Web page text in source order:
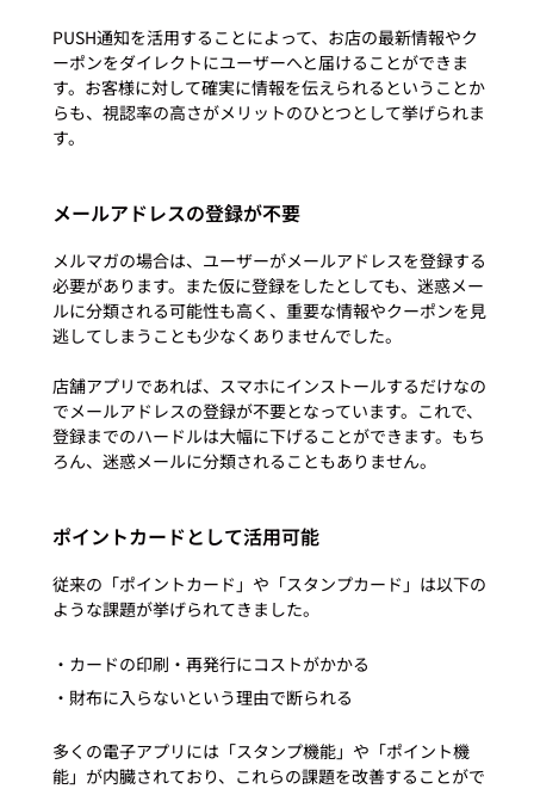
PUSH通知を活用することによって、お店の最新情報やク
ーポンをダイレクトにユーザーへと届けることができま
す。お客様に対して確実に情報を伝えられるということか
らも、視認率の高さがメリットのひとつとして挙げられま
メールアドレスの登録が不要
メルマガの場合は、ユーザーがメールアドレスを登録する
必要があります。また仮に登録をしたとしても、迷惑メー
ルに分類される可能性も高く、重要な情報やクーポンを見
逃してしまうことも少なくありませんでした。
店舗アプリであれば、スマホにインストールするだけなの
でメールアドレスの登録が不要となっています。これで、
登録までのハードルは大幅に下げることができます。もち
ろん、迷惑メールに分類されることもありません。
ポイントカードとして活用可能
従来の「ポイントカード」や「スタンプカード」は以下の
ような課題が挙げられてきました。
・カードの印刷・再発行にコストがかかる
・財布に入らないという理由で断られる
多くの電子アプリには「スタンプ機能」や「ポイント機
能」が内臓されており、これらの課題を改善することがで